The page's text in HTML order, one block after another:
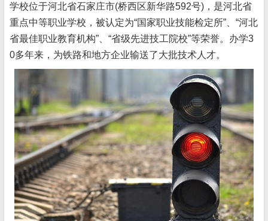
学校位于河北省石家庄市(桥西区新华路592号)，是河北省
重点中等职业学校，被认定为“国家职业技能检定所”、“河北
省最佳职业教育机构”、“省级先进技工院校”等荣誉。办学3
0多年来，为铁路和地方企业输送了大批技术人才。